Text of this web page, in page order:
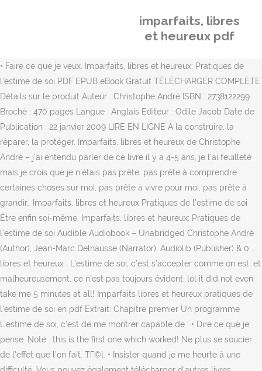
imparfaits, libres
et heureux pdf
• Faire ce que je veux. Imparfaits, libres et heureux: Pratiques de
l'estime de soi PDF EPUB eBook Gratuit TÉLÉCHARGER COMPLÈTE
Détails sur le produit Auteur : Christophe André ISBN : 2738122299
Broché : 470 pages Langue : Anglais Editeur : Odile Jacob Date de
Publication : 22 janvier 2009 LIRE EN LIGNE A la construire, la
réparer, la protéger. Imparfaits, libres et heureux de Christophe
André – j’ai entendu parler de ce livre il y a 4-5 ans, je l’ai feuilleté
mais je crois que je n’étais pas prête, pas prête à comprendre
certaines choses sur moi, pas prête à vivre pour moi, pas prête à
grandir… Imparfaits, libres et heureux Pratiques de l'estime de soi
Être enfin soi-même. Imparfaits, libres et heureux: Pratiques de
l'estime de soi Audible Audiobook – Unabridged Christophe André
(Author), Jean-Marc Delhausse (Narrator), Audiolib (Publisher) & 0 …
libres et heureux . L’estime de soi, c’est s’accepter comme on est, et
malheureusement, ce n’est pas toujours évident. lol it did not even
take me 5 minutes at all! Imparfaits libres et heureux pratiques de
l'estime de soi en pdf Extrait: Chapitre premier Un programme
L'estime de soi, c'est de me montrer capable de : • Dire ce que je
pense. Noté . this is the first one which worked! Ne plus se soucier
de l’effet que l’on fait. TГ©l. • Insister quand je me heurte à une